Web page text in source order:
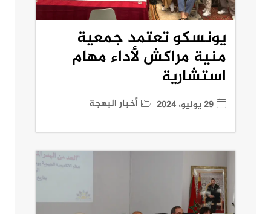
يونسكو تعتمد جمعية
منية مراكش لأداء مهام
استشارية
29 يوليو، 2024 أخبار البهجة